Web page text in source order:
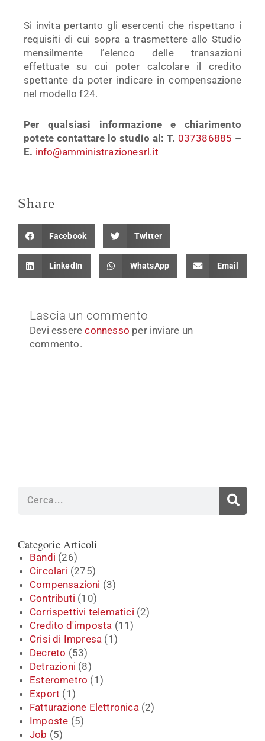
Si invita pertanto gli esercenti che rispettano i
requisiti di cui sopra a trasmettere allo Studio
mensilmente l’elenco delle transazioni
effettuate su cui poter calcolare il credito
spettante da poter indicare in compensazione
nel modello f24.
Per qualsiasi informazione e chiarimento
potete contattare lo studio al: T. 037386885 –
E. info@amministrazionesrl.it
Share
Facebook Twitter
LinkedIn WhatsApp Email
Lascia un commento
Devi essereconnesso per inviare un
commento.
Categorie Articoli
Bandi (26)
Circolari (275)
Compensazioni (3)
Contributi (10)
Corrispettivi telematici (2)
Credito d'imposta (11)
Crisi di Impresa (1)
Decreto (53)
Detrazioni (8)
Esterometro (1)
Export (1)
Fatturazione Elettronica (2)
Imposte (5)
Job (5)